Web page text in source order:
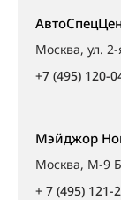
Москва, ул.
+7 (495) 120-
Мэйджор
Москва, М-9
+ 7 (495) 121-